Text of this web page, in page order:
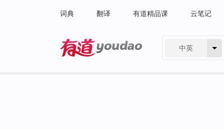
词典 翻译 有道精品课 云笔记
中英